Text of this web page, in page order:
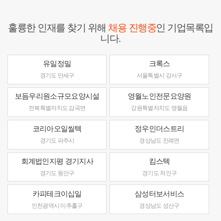
훌륭한 인재를 찾기 위해채용 진행중인 기업목록입
니다.
유일정밀
경기도 만세구
크록스
서울특별시 강서구
보듬우리원소규모요양시설
전북특별자치도 감곡면
영월노인전문요양원
강원특별자치도 영월읍
코리아오일씰텍
경기도 파주시
정우인더스트리
경상남도 진례면
회계법인지평 경기지사
경기도 동안구
킴스텍
경기도 처인구
카피테크이십일
인천광역시 미추홀구
삼성터보서비스
경상남도 성산구